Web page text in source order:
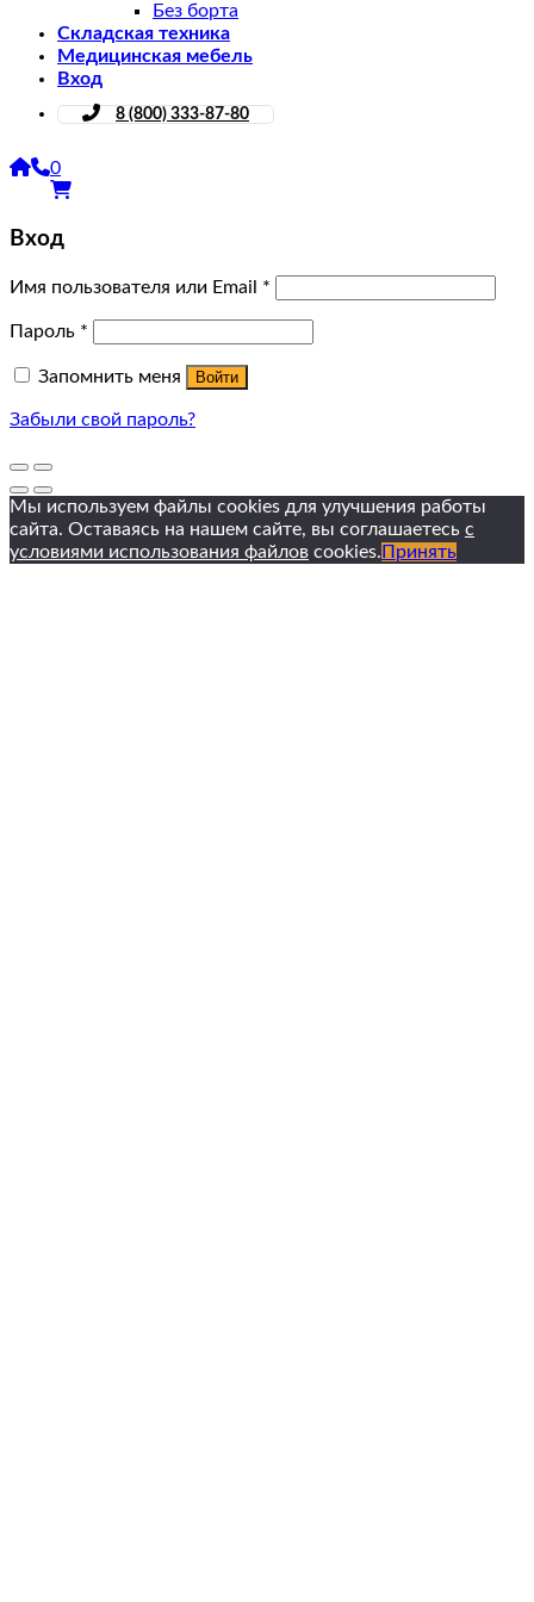
Без борта
Складская техника
Медицинская мебель
Вход
8 (800) 333-87-80
0
Вход
Имя пользователя или Email *
Пароль *
Запомнить меня Войти
Забыли свой пароль?
Мы используем файлы cookies для улучшения работы
сайта. Оставаясь на нашем сайте, вы соглашаетесь с
условиями использования файлов cookies. Принять